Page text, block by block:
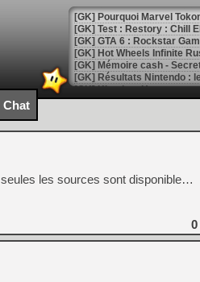
[GK] Pourquoi Marvel
[GK] Test : Restory : Chill
[GK] GTA 6 : Rockstar
[GK] Hot Wheels Infinite
[GK] Mémoire cash -
[GK] Résultats Nintendo :
[GK] Déjà des
[Mo5] Brickboy cherche à
[GK] Minecraft et ses «
[GK] Beast of
[GK] Ubisoft : fin de partie
[GK] Mémoire cash -
[GK] Dan Houser (GTA)
[GK] Comment EA Sports
[GK] Crimson Moon : un
[GK] Isle of Reveries : le
[GK] Moonlighter 2 : The
[GK] Capcom relance
Chat
les sources sont disponible…
0